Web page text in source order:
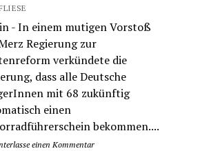
- In einem mutigen Vorstoß
Regierung zur
verkündete die
dass alle Deutsche
mit 68 zukünftig
einen
bekommen....
einen Kommentar